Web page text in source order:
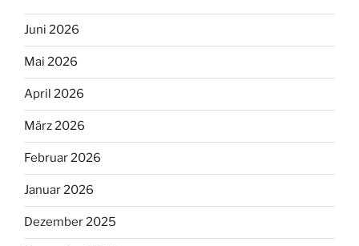
Juni 2026
Mai 2026
April 2026
März 2026
Februar 2026
Januar 2026
Dezember 2025